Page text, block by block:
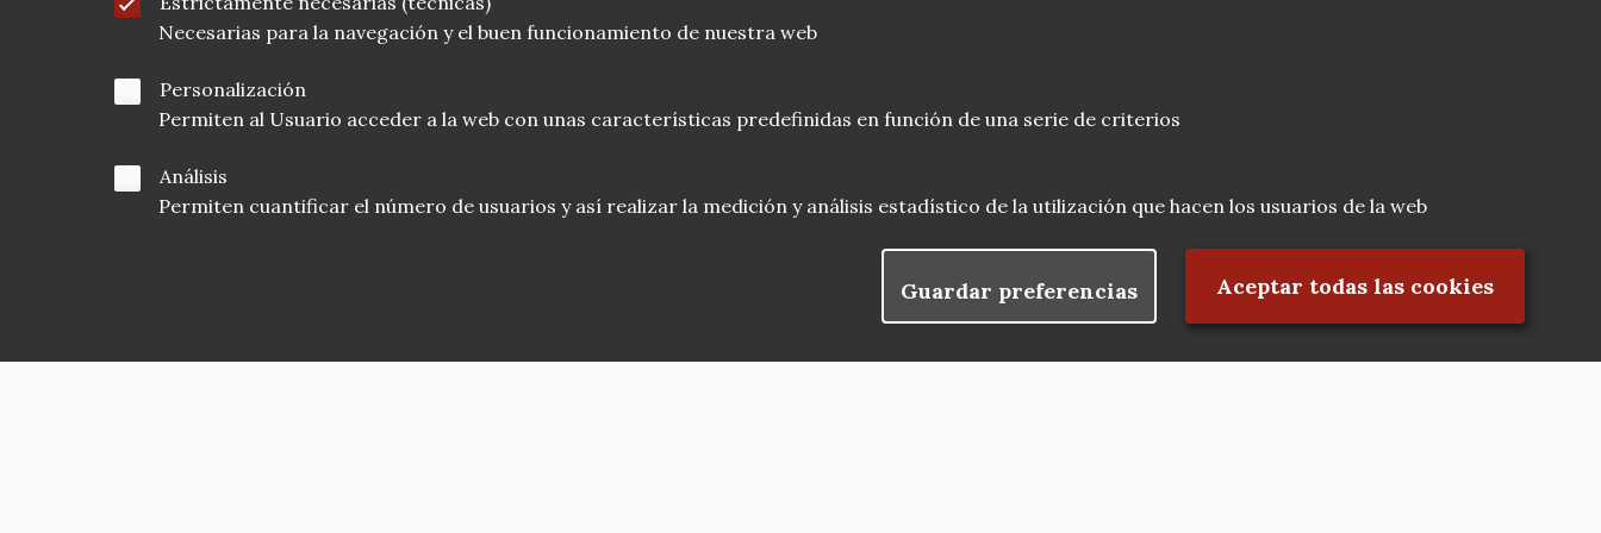
Necesarias para la navegación y el buen funcionamiento de nuestra web
Personalización
Permiten al Usuario acceder a la web con unas características predefinidas en función de una serie de criterios
Análisis
Permiten cuantificar el número de usuarios y así realizar la medición y análisis estadístico de la utilización que hacen los usuarios de la web
Guardar preferencias Aceptar todas las cookies
Rechazar el consentimiento